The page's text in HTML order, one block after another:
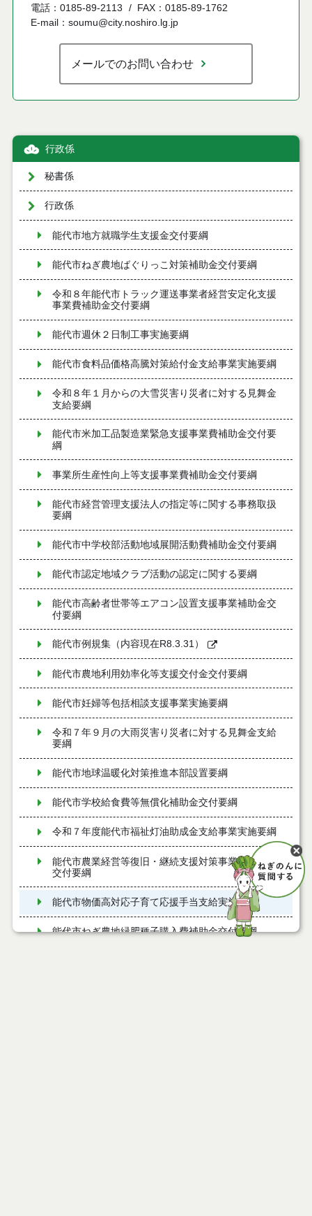
電話：0185-89-2113
FAX：0185-89-1762
E-mail：soumu@city.noshiro.lg.jp
メールでのお問い合わせ
行政係
秘書係
行政係
能代市地方就職学生支援金交付要綱
能代市ねぎ農地ばぐりっこ対策補助金交付要綱
令和８年能代市トラック運送事業者経営安定化支援
事業費補助金交付要綱
能代市週休２日制工事実施要綱
能代市食料品価格高騰対策給付金支給事業実施要綱
令和８年１月からの大雪災害り災者に対する見舞金
支給要綱
能代市米加工品製造業緊急支援事業費補助金交付要
綱
事業所生産性向上等支援事業費補助金交付要綱
能代市経営管理支援法人の指定等に関する事務取扱
要綱
能代市中学校部活動地域展開活動費補助金交付要綱
能代市認定地域クラブ活動の認定に関する要綱
能代市高齢者世帯等エアコン設置支援事業補助金交
付要綱
能代市例規集（内容現在R8.3.31）
能代市農地利用効率化等支援交付金交付要綱
能代市妊婦等包括相談支援事業実施要綱
令和７年９月の大雨災害り災者に対する見舞金支給
要綱
能代市地球温暖化対策推進本部設置要綱
能代市学校給食費等無償化補助金交付要綱
令和７年度能代市福祉灯油助成金支給事業実施要綱
能代市農業経営等復旧・継続支援対策事業費補助金
交付要綱
能代市物価高対応子育て応援手当支給実施要綱
能代市ねぎ農地緑肥種子購入費補助金交付要綱